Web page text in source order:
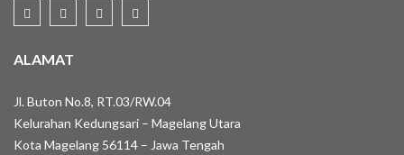
ALAMAT
Jl. Buton No.8, RT.03/RW.04
Kelurahan Kedungsari – Magelang Utara
Kota Magelang 56114 – Jawa Tengah